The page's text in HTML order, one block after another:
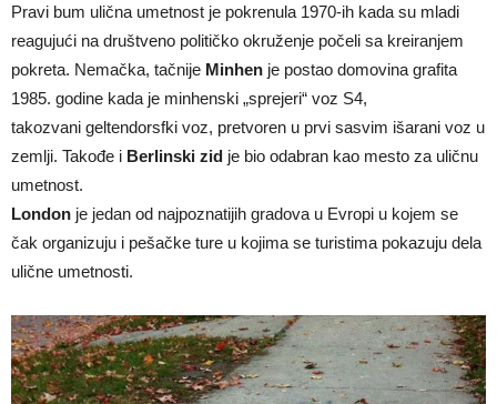
Pravi bum ulična umetnost je pokrenula 1970-ih kada su mladi
reagujući na društveno političko okruženje počeli sa kreiranjem
pokreta. Nemačka, tačnije Minhen je postao domovina grafita
1985. godine kada je minhenski „sprejeri“ voz S4,
takozvani geltendorsfki voz, pretvoren u prvi sasvim išarani voz u
zemlji. Takođe i Berlinski zid je bio odabran kao mesto za uličnu
umetnost.
London je jedan od najpoznatijih gradova u Evropi u kojem se
čak organizuju i pešačke ture u kojima se turistima pokazuju dela
ulične umetnosti.